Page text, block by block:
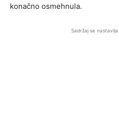
konačno osmehnula.
Sadržaj se